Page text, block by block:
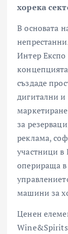
хорека
В основата
Интер
създаде
дигитални и
за
реклама,
участници в
оперираща в
машини за
Ценен
Wine&Spirits